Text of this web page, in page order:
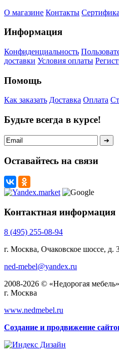
О магазине Контакты
Информация
Конфиденциальность
доставки Условия оплаты
Помощь
Как заказать Доставка Оплата
Будьте всегда в курсе!
Оставайтесь на связи
Контактная информация
8 (495) 255-08-94
г. Москва, Очаковское шоссе, д.
ned-mebel@yandex.ru
2008-2026 © «Недорогая
г. Москва
www.nedmebel.ru
Создание и продвижение